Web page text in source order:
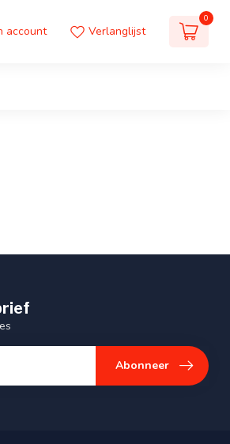
account Verlanglijst
0
Abonneer